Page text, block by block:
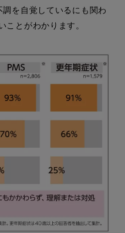
を自覚しているにも関わ
ことがわかります。